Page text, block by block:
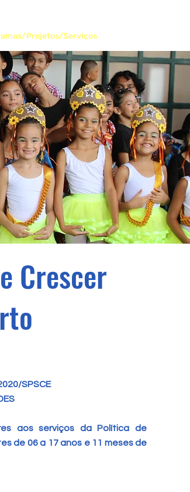
Projetos/Serviços
Crescer
SPSCE
aos serviços da Política de
de 06 a 17 anos e 11 meses de